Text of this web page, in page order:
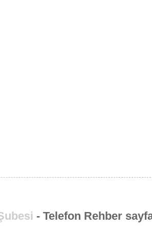
- Telefon Rehber